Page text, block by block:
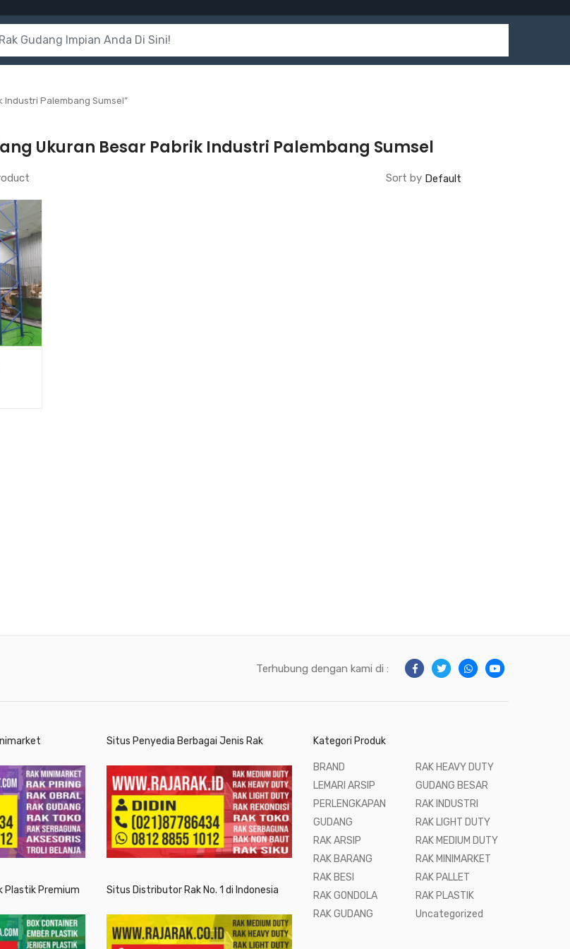
Industri Palembang Sumsel”
Ukuran Besar Pabrik Industri Palembang Sumsel
Sort by
Terhubung dengan kami di :
Plastik Premium
Situs Penyedia Berbagai Jenis Rak
Situs Distributor Rak No. 1 di Indonesia
Kategori Produk
BRAND
LEMARI ARSIP
PERLENGKAPAN
GUDANG
RAK ARSIP
RAK BARANG
RAK BESI
RAK GONDOLA
RAK GUDANG
RAK HEAVY DUTY
GUDANG BESAR
RAK INDUSTRI
RAK LIGHT DUTY
RAK MEDIUM DUTY
RAK MINIMARKET
RAK PALLET
RAK PLASTIK
Uncategorized